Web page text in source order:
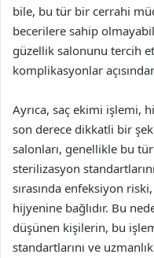
bile, bu tür bir cerrahi
becerilere sahip
güzellik salonunu tercih
komplikasyonlar
Ayrıca, saç ekimi işlemi,
son derece dikkatli bir
salonları, genellikle bu
sterilizasyon
sırasında enfeksiyon
hijyenine bağlıdır. Bu
düşünen kişilerin, bu
standartlarını ve